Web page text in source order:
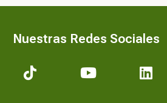
Nuestras Redes Sociales